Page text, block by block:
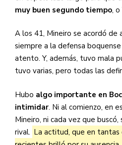
muy buen segundo tiempo, o
A los 41, Mineiro se acordó de
siempre a la defensa
atento. Y, además, tuvo mala
tuvo varias, pero todas las
Hubo algo importante en
intimidar. Ni al comienzo, en
Mineiro, ni cada vez que
rival. La actitud, que en tantas